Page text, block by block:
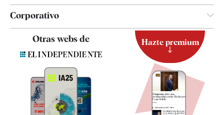
Corporativo
Quiénes somos
Especificaciones
Otras webs de Hazte premium